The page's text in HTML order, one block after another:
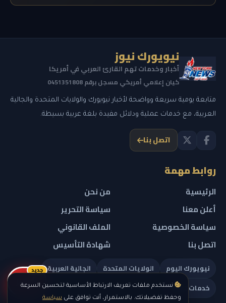
نستخدم ملفات تعريف الارتباط الأساسية لتحسين السرعة
وحفظ تفضيلاتك. بالاستمرار، أنت توافق على سياسة
نيويورك نيوز
أخبار وخدمات تهم القارئ العربي في أمريكا
كيان إعلامي أمريكي مسجل برقم 0451351808
متابعة يومية سريعة وواضحة لأخبار نيويورك والولايات المتحدة والجالية
العربية، مع خدمات عملية ودلائل مفيدة بلغة عربية بسيطة.
اتصل بنا
روابط مهمة
الرئيسية
من نحن
أعلن معنا
سياسة التحرير
سياسة الخصوصية
الملف القانوني
اتصل بنا
شهادة التأسيس
نيويورك اليوم الولايات المتحدة
الجالية العربية
خدمات تهمك
ريلز
جديد